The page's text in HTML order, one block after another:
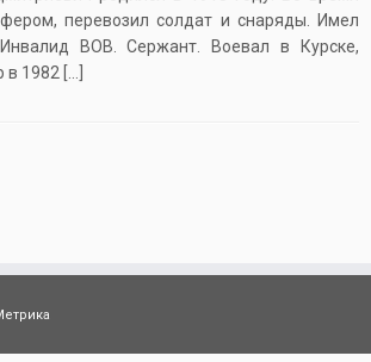
перевозил солдат и снаряды. Имел
ВОВ. Сержант. Воевал в Курске,
1982 […]